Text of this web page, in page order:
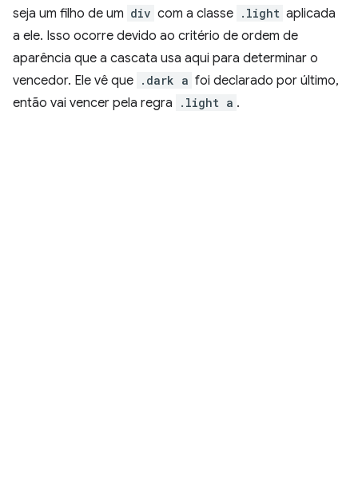
seja um filho de um div com a classe .light aplicada
a ele. Isso ocorre devido ao critério de ordem de
aparência que a cascata usa aqui para determinar o
vencedor. Ele vê que .dark a foi declarado por último,
então vai vencer pela regra
.light a .